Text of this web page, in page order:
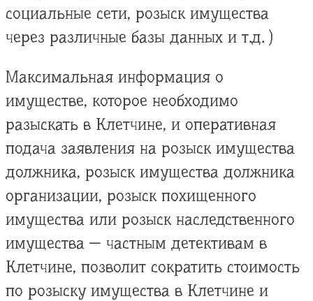
социальные сети, розыск имущества
через различные базы данных и т.д. )
Максимальная информация о
имуществе, которое необходимо
разыскать в Клетчине, и оперативная
подача заявления на розыск имущества
должника, розыск имущества должника
организации, розыск похищенного
имущества или розыск наследственного
имущества — частным детективам в
Клетчине, позволит сократить стоимость
по розыску имущества в Клетчине и